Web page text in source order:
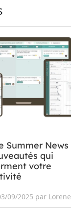
Summer News
qui
votre
09/2025 par Lorene